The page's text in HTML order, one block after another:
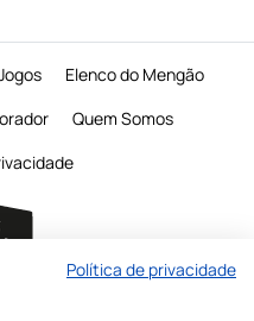
Elenco do Mengão
Quem Somos
Política de privacidade